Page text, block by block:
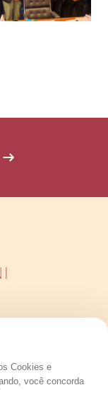
os direitos
Cookies e
você concorda